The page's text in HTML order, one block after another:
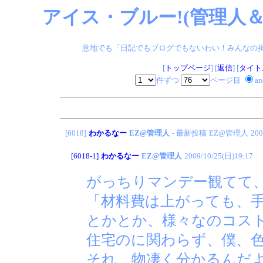
アイス・ブルー!(管理人
意地でも「日記でもブログでもないわい！みんなの
[トップページ] [返信] [タイ
件ずつ
ページ目
[6018] わかるなー EZ@管理人 - 最新投稿 EZ@管理人
[6018-1] わかるなー EZ@管理人 2009/10/25(日)19:17
がっちりマンデー観てて
「材料費は上がっても、
とかとか、様々なのコス
住宅のに関わらず、僕、
それ、物凄く分かるんだ